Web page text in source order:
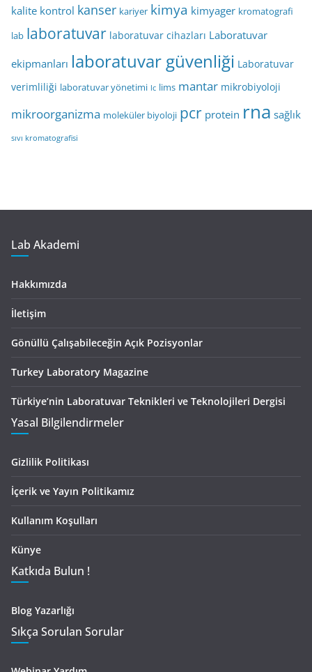
kalite kontrol kanser kariyer kimya kimyager kromatografi
lab laboratuvar laboratuvar cihazları Laboratuvar
ekipmanları laboratuvar güvenliği Laboratuvar
verimliliği laboratuvar yönetimi lc lims mantar mikrobiyoloji
mikroorganizma moleküler biyoloji pcr protein rna sağlık
sıvı kromatografisi
Lab Akademi
Hakkımızda
İletişim
Gönüllü Çalışabileceğin Açık Pozisyonlar
Turkey Laboratory Magazine
Türkiye’nin Laboratuvar Teknikleri ve Teknolojileri Dergisi
Yasal Bilgilendirmeler
Gizlilik Politikası
İçerik ve Yayın Politikamız
Kullanım Koşulları
Künye
Katkıda Bulun !
Blog Yazarlığı
Sıkça Sorulan Sorular